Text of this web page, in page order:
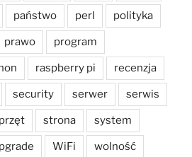
państwo perl polityka
prawo program
raspberry pi recenzja
security serwer serwis
strona system
WiFi wolność